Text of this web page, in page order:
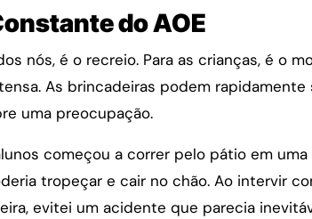
do AOE
nós, é o recreio. Para as crianças, é o
As brincadeiras podem
uma preocupação.
começou a correr pelo pátio em
tropeçar e cair no chão. Ao intervir
evitei um acidente que parecia